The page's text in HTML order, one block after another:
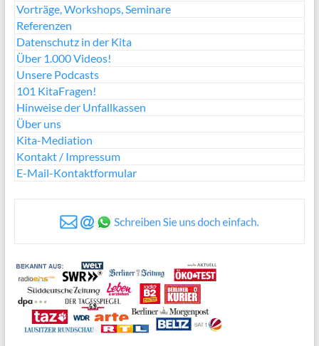
Vorträge, Workshops, Seminare
Referenzen
Datenschutz in der Kita
Über 1.000 Videos!
Unsere Podcasts
101 KitaFragen!
Hinweise der Unfallkassen
Über uns
Kita-Mediation
Kontakt / Impressum
E-Mail-Kontaktformular